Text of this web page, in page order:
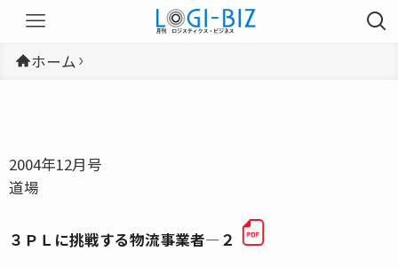
ホーム
2004年12月号
道場
３ＰＬに挑戦する物流事業者―２